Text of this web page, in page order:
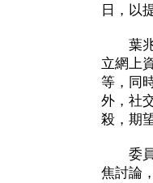
日，以
葉兆
立網上
等，同
外，社
殺，期
委員
焦討論